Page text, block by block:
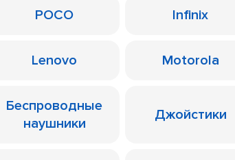
POCO Infinix
Lenovo Motorola
Беспроводные
наушники
Джойстики